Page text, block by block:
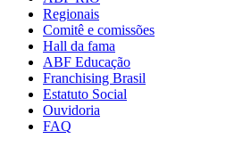
Regionais
Comitê e comissões
Hall da fama
ABF Educação
Franchising Brasil
Estatuto Social
Ouvidoria
FAQ